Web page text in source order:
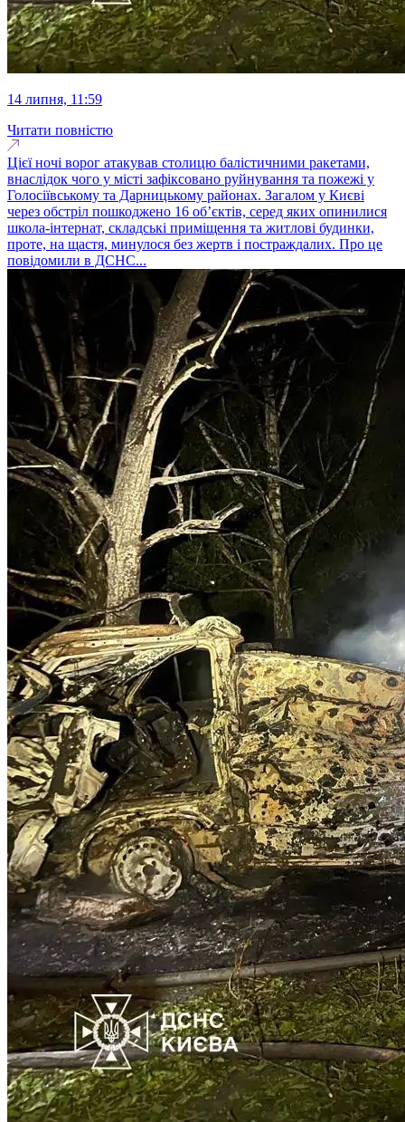
14 липня, 11:59
Читати повністю
Цієї ночі ворог атакував столицю балістичними ракетами,
внаслідок чого у місті зафіксовано руйнування та пожежі у
Голосіївському та Дарницькому районах. Загалом у Києві
через обстріл пошкоджено 16 об’єктів, серед яких опинилися
школа-інтернат, складські приміщення та житлові будинки,
проте, на щастя, минулося без жертв і постраждалих. Про це
повідомили в ДСНС...